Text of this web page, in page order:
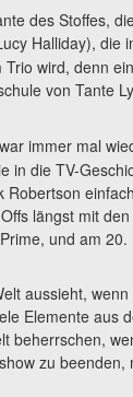
des Stoffes,
Halliday), die
wird, denn
von Tante
immer mal
in die TV-
längst mit
und am
aussieht,
Elemente aus
beherrschen,
zu